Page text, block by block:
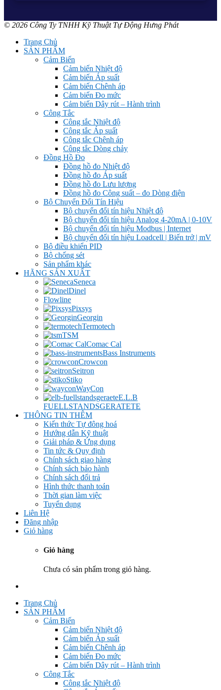
© 2026 Công Ty TNHH Kỹ Thuật Tự Động Hưng Phát
Trang Chủ
SẢN PHẨM
Cảm Biến
Cảm biến Nhiệt độ
Cảm biến Áp suất
Cảm biến Chênh áp
Cảm biến Đo mức
Cảm biến Dây rút – Hành trình
Công Tắc
Công tắc Nhiệt độ
Công tắc Áp suất
Công tắc Chênh áp
Công tắc Dòng chảy
Đồng Hồ Đo
Đồng hồ đo Nhiệt độ
Đồng hồ đo Áp suất
Đồng hồ đo Lưu lượng
Đồng hồ đo Công suất – đo Dòng điện
Bộ Chuyển Đổi Tín Hiệu
Bộ chuyển đổi tín hiệu Nhiệt độ
Bộ chuyển đổi tín hiệu Analog 4-20mA | 0-10V
Bộ chuyển đổi tín hiệu Modbus | Internet
Bộ chuyển đổi tín hiệu Loadcell | Biến trở | mV
Bộ điều khiển PID
Bộ chống sét
Sản phẩm khác
HÃNG SẢN XUẤT
Seneca
Dinel
Flowline
Pixsys
Georgin
Termotech
TSM
Comac Cal
Bass Instruments
Crowcon
Seitron
Stiko
WayCon
E.L.B
FUELLSTANDSGERATETE
THÔNG TIN THÊM
Kiến thức Tự đông hoá
Hướng dẫn Kỹ thuật
Giải pháp & Ứng dụng
Tin tức & Quy định
Chính sách giao hàng
Chính sách bảo hành
Chính sách đổi trả
Hình thức thanh toán
Thời gian làm việc
Tuyển dụng
Liên Hệ
Đăng nhập
Giỏ hàng
Giỏ hàng
Chưa có sản phẩm trong giỏ hàng.
Trang Chủ
SẢN PHẨM
Cảm Biến
Cảm biến Nhiệt độ
Cảm biến Áp suất
Cảm biến Chênh áp
Cảm biến Đo mức
Cảm biến Dây rút – Hành trình
Công Tắc
Công tắc Nhiệt độ